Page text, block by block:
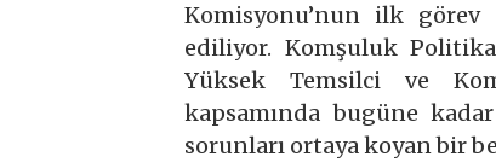
Komisyonu’nun ilk
ediliyor. Komşuluk
Yüksek Temsilci ve
kapsamında bugüne
sorunları ortaya koyan bir